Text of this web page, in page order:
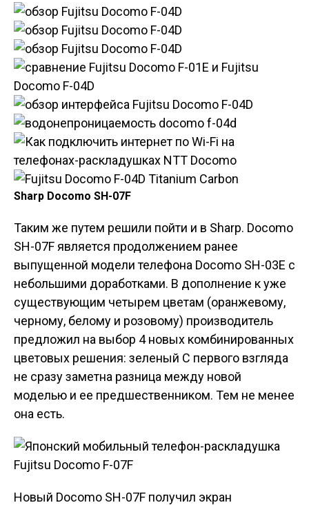
Sharp Docomo SH-07F
Таким же путем решили пойти и в Sharp. Docomo
SH-07F является продолжением ранее
выпущенной модели телефона Docomo SH-03E с
небольшими доработками. В дополнение к уже
существующим четырем цветам (оранжевому,
черному, белому и розовому) производитель
предложил на выбор 4 новых комбинированных
цветовых решения: зеленый С первого взгляда
не сразу заметна разница между новой
моделью и ее предшественником. Тем не менее
она есть.
Новый Docomo SH-07F получил экран